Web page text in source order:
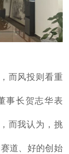
而风投则看重
事长贺志华表
而我认为，挑
道、好的创始